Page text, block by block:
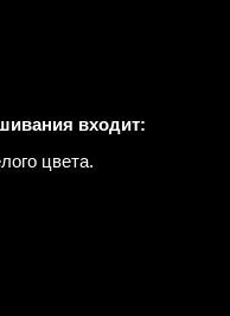
входит:
цвета.